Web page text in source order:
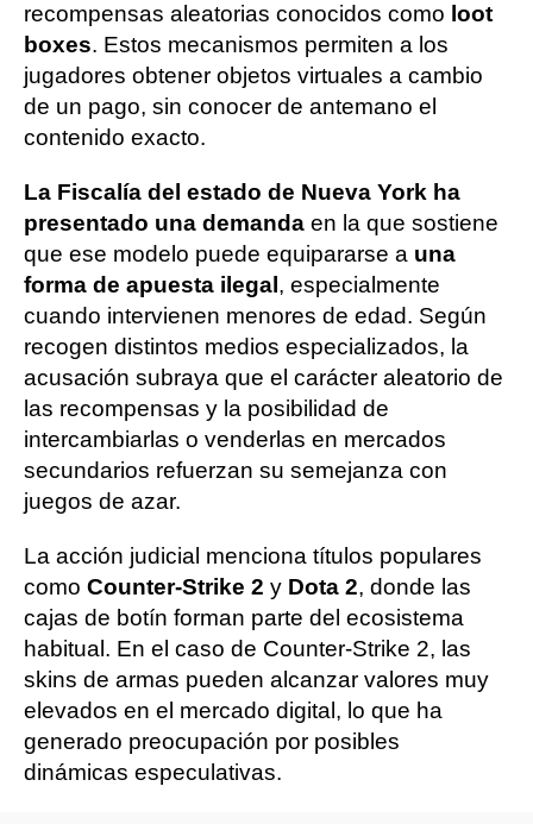
recompensas aleatorias conocidos como loot
boxes. Estos mecanismos permiten a los
jugadores obtener objetos virtuales a cambio
de un pago, sin conocer de antemano el
contenido exacto.
La Fiscalía del estado de Nueva York ha
presentado una demanda en la que sostiene
que ese modelo puede equipararse a una
forma de apuesta ilegal , especialmente
cuando intervienen menores de edad. Según
recogen distintos medios especializados, la
acusación subraya que el carácter aleatorio de
las recompensas y la posibilidad de
intercambiarlas o venderlas en mercados
secundarios refuerzan su semejanza con
juegos de azar.
La acción judicial menciona títulos populares
como Counter-Strike 2 y Dota 2, donde las
cajas de botín forman parte del ecosistema
habitual. En el caso de Counter-Strike 2, las
skins de armas pueden alcanzar valores muy
elevados en el mercado digital, lo que ha
generado preocupación por posibles
dinámicas especulativas.